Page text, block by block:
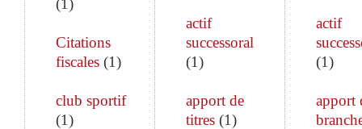
(1)
Citations
fiscales (1)
club sportif
(1)
actif
successoral
(1)
apport de
titres(1)
actif
(1)
apport